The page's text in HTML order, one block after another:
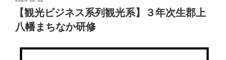
日:【観光ビジネス系列観光系】３年次生郡上
八幡まちなか研修